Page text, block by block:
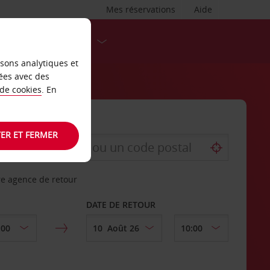
Aide
Mes réservations
agence de retour
DATE DE RETOUR
analytiques et
avec des
cookies. En
ET FERMER